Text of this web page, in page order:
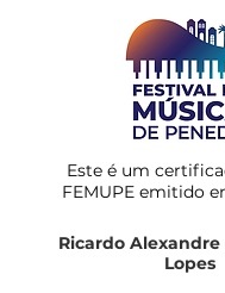
Este é um
FEMUPE emitido
Ricardo Alexandre
Lopes